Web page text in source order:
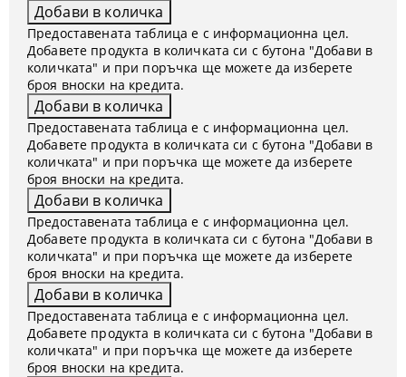
Предоставената таблица е с информационна цел.
Добавете продукта в количката си с бутона "Добави в
количката" и при поръчка ще можете да изберете
броя вноски на кредита.
Предоставената таблица е с информационна цел.
Добавете продукта в количката си с бутона "Добави в
количката" и при поръчка ще можете да изберете
броя вноски на кредита.
Предоставената таблица е с информационна цел.
Добавете продукта в количката си с бутона "Добави в
количката" и при поръчка ще можете да изберете
броя вноски на кредита.
Предоставената таблица е с информационна цел.
Добавете продукта в количката си с бутона "Добави в
количката" и при поръчка ще можете да изберете
броя вноски на кредита.